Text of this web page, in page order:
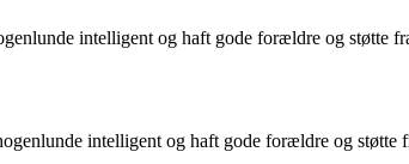
intelligent og haft gode forældre og støtte
intelligent og haft gode forældre og støtte